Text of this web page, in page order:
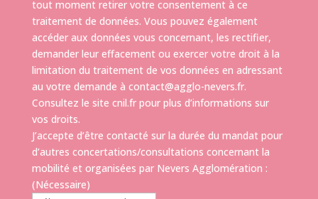
tout moment retirer votre consentement à ce
traitement de données. Vous pouvez également
accéder aux données vous concernant, les rectifier,
demander leur effacement ou exercer votre droit à la
limitation du traitement de vos données en adressant
au votre demande à contact@agglo-nevers.fr.
Consultez le site cnil.fr pour plus d’informations sur
vos droits.
J’accepte d’être contacté sur la durée du mandat pour
d’autres concertations/consultations concernant la
mobilité et organisées par Nevers Agglomération :
(Nécessaire)